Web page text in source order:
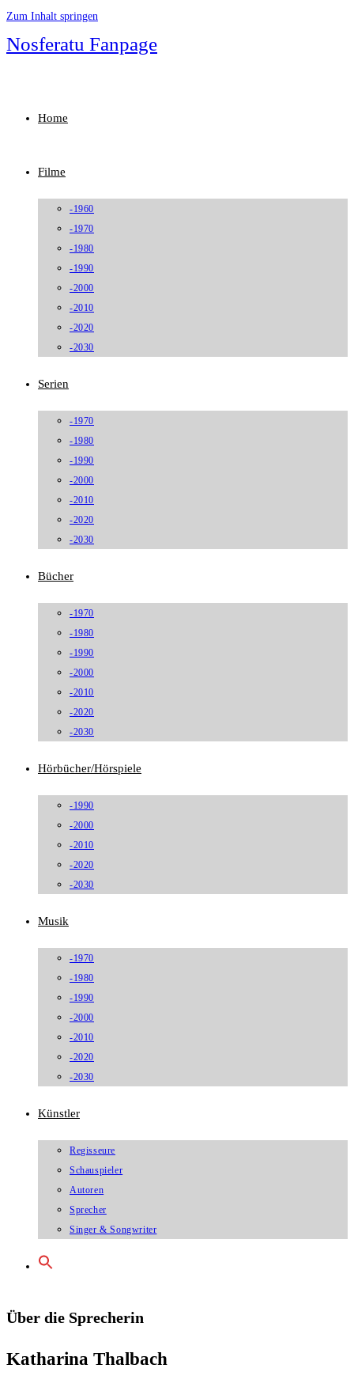
Zum Inhalt springen
Nosferatu Fanpage
Home
Filme
-1960
-1970
-1980
-1990
-2000
-2010
-2020
-2030
Serien
-1970
-1980
-1990
-2000
-2010
-2020
-2030
Bücher
-1970
-1980
-1990
-2000
-2010
-2020
-2030
Hörbücher/Hörspiele
-1990
-2000
-2010
-2020
-2030
Musik
-1970
-1980
-1990
-2000
-2010
-2020
-2030
Künstler
Regisseure
Schauspieler
Autoren
Sprecher
Singer & Songwriter
Über die Sprecherin
Katharina Thalbach